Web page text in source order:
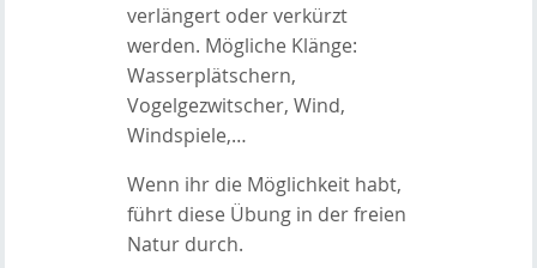
verlängert oder verkürzt
werden. Mögliche Klänge:
Wasserplätschern,
Vogelgezwitscher, Wind,
Windspiele,…
Wenn ihr die Möglichkeit habt,
führt diese Übung in der freien
Natur durch.